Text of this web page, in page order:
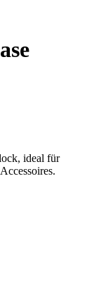
ideal für